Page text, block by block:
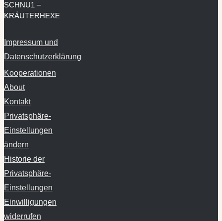
SCHNU1 –
KRÄUTERHEXE
Impressum und
Datenschutzerklärung
Kooperationen
About
Kontakt
Privatsphäre-
Einstellungen
ändern
Historie der
Privatsphäre-
Einstellungen
Einwilligungen
widerrufen